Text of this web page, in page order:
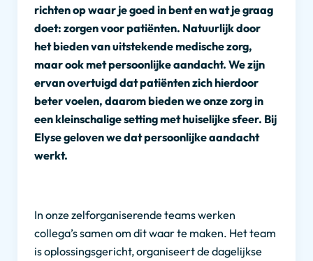
richten op waar je goed in bent en wat je graag
doet: zorgen voor patiënten. Natuurlijk door
het bieden van uitstekende medische zorg,
maar ook met persoonlijke aandacht. We zijn
ervan overtuigd dat patiënten zich hierdoor
beter voelen, daarom bieden we onze zorg in
een kleinschalige setting met huiselijke sfeer. Bij
Elyse geloven we dat persoonlijke aandacht
werkt.
In onze zelforganiserende teams werken
collega’s samen om dit waar te maken. Het team
is oplossingsgericht, organiseert de dagelijkse